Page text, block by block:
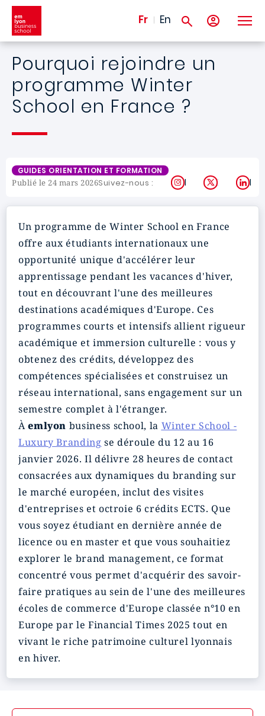
Aller au contenu principal
Fr En
Pourquoi rejoindre un
programme Winter
School en France ?
GUIDES ORIENTATION ET FORMATION
Publié le 24 mars 2026Suivez-nous : Instagram
X
Un programme de Winter School en France
offre aux étudiants internationaux une
opportunité unique d'accélérer leur
apprentissage pendant les vacances d'hiver,
tout en découvrant l'une des meilleures
destinations académiques d'Europe. Ces
programmes courts et intensifs allient rigueur
académique et immersion culturelle : vous y
obtenez des crédits, développez des
compétences spécialisées et construisez un
réseau international, sans engagement sur un
semestre complet à l'étranger.
Àemlyon business school, la Winter School -
Luxury Branding se déroule du 12 au 16
janvier 2026. Il délivre 28 heures de contact
consacrées aux dynamiques du branding sur
le marché européen, inclut des visites
d'entreprises et octroie 6 crédits ECTS. Que
vous soyez étudiant en dernière année de
licence ou en master et que vous souhaitiez
explorer le brand management, ce format
concentré vous permet d'acquérir des savoir-
faire pratiques au sein de l'une des meilleures
écoles de commerce d'Europe classée n°10 en
Europe par le Financial Times 2025 tout en
vivant le riche patrimoine culturel lyonnais
en hiver.